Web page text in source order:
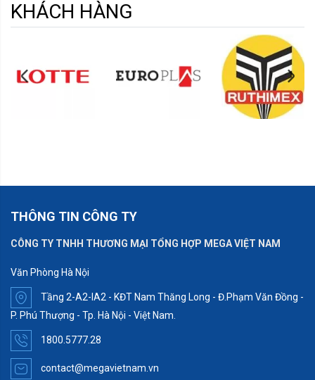
KHÁCH HÀNG
THÔNG TIN CÔNG TY
CÔNG TY TNHH THƯƠNG MẠI TỔNG HỢP MEGA VIỆT NAM
Văn Phòng Hà Nội
Tầng 2-A2-IA2 - KĐT Nam Thăng Long - Đ.Phạm Văn Đồng -
P. Phú Thượng - Tp. Hà Nội - Việt Nam.
1800.5777.28
contact@megavietnam.vn